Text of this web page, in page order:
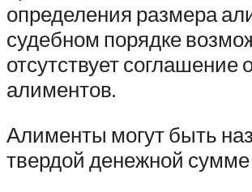
определения размера
судебном порядке
отсутствует соглашение
алиментов.
Алименты могут быть
твердой денежной сумме